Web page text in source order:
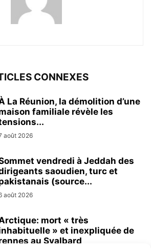
CONNEXES
La Réunion, la démolition d’une
familiale révèle les
août 2026
vendredi à Jeddah des
saoudien, turc et
(source...
août 2026
mort « très
» et inexpliquée de
au Svalbard